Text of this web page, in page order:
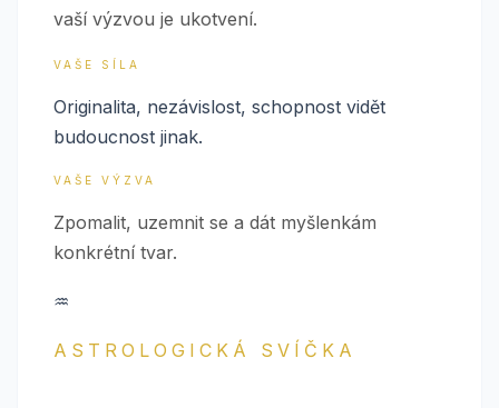
vaší výzvou je ukotvení.
VAŠE SÍLA
Originalita, nezávislost, schopnost vidět
budoucnost jinak.
VAŠE VÝZVA
Zpomalit, uzemnit se a dát myšlenkám
konkrétní tvar.
♒
ASTROLOGICKÁ SVÍČKA